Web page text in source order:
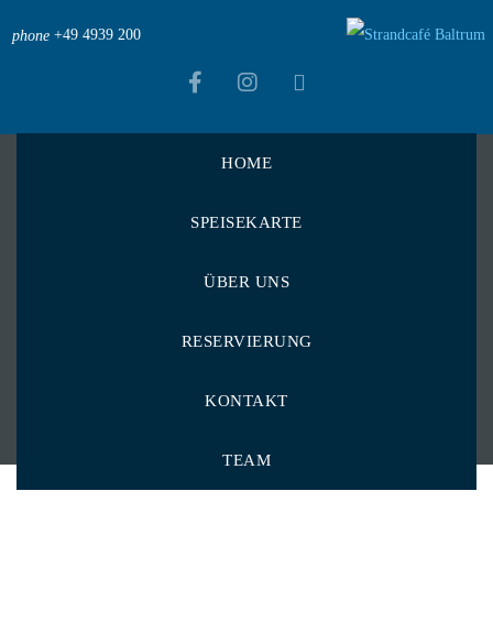
phone +49 4939 200
HOME
SPEISEKARTE
ÜBER UNS
RESERVIERUNG
KONTAKT
TEAM
Strandcafé Baltrum > Menu Items
Großer Salat mit
Avocado